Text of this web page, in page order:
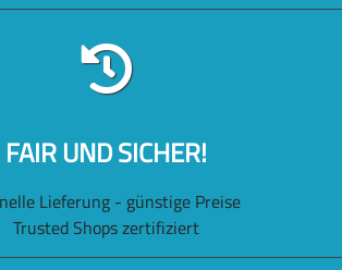
FAIR UND SICHER!
Lieferung - günstige Preise
Trusted Shops zertifiziert